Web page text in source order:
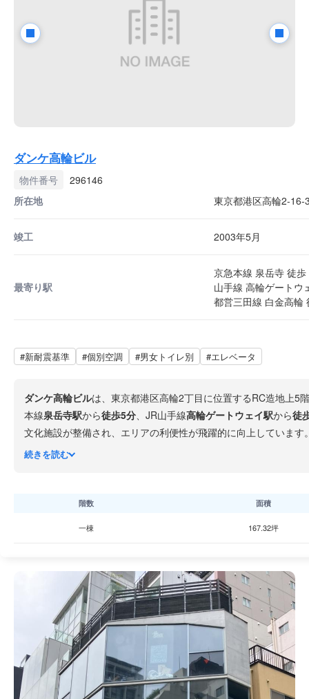
ダンケ高輪ビル
物件番号
296146
所在地
東京都港区高輪2-16-
竣工 2003年5月
最寄り駅
京急本線 泉岳寺 徒歩
山手線 高輪ゲートウ
都営三田線 白金高輪
#新耐震基準 #個別空調 #男女トイレ別 #エレベータ
ダンケ高輪ビルは、東京都港区高輪2丁目に位置するRC造地上5
本線泉岳寺駅から徒歩5分 、JR山手線高輪ゲートウェイ駅から徒
文化施設が整備され、エリアの利便性が飛躍的に向上しています
ジネス立地です。
続きを読む
階数 面積
一棟 167.32坪